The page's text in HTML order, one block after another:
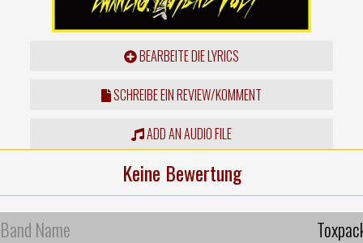
BEARBEITE DIE LYRICS
SCHREIBE EIN REVIEW/KOMMENT
ADD AN AUDIO FILE
Keine Bewertung
Band Name